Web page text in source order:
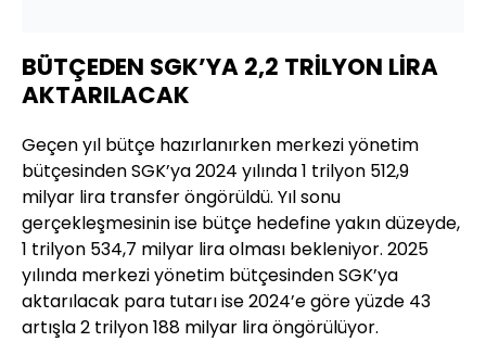
BÜTÇEDEN SGK’YA 2,2 TRİLYON LİRA
AKTARILACAK
Geçen yıl bütçe hazırlanırken merkezi yönetim
bütçesinden SGK’ya 2024 yılında 1 trilyon 512,9
milyar lira transfer öngörüldü. Yıl sonu
gerçekleşmesinin ise bütçe hedefine yakın düzeyde,
1 trilyon 534,7 milyar lira olması bekleniyor. 2025
yılında merkezi yönetim bütçesinden SGK’ya
aktarılacak para tutarı ise 2024’e göre yüzde 43
artışla 2 trilyon 188 milyar lira öngörülüyor.